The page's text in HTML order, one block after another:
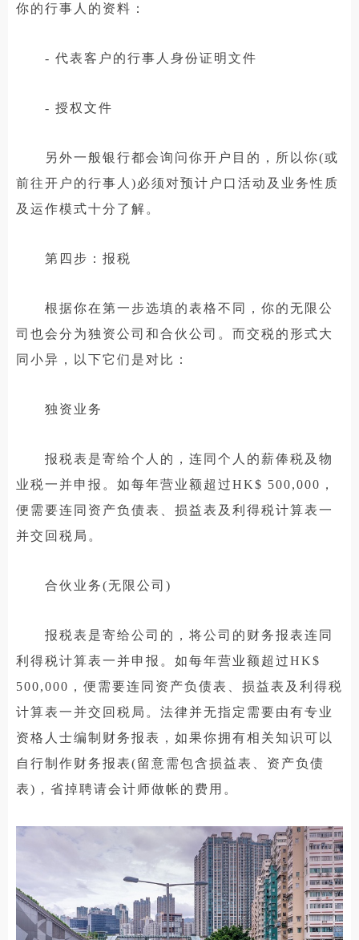
你的行事人的资料：
- 代表客户的行事人身份证明文件
- 授权文件
另外一般银行都会询问你开户目的，所以你(或
前往开户的行事人)必须对预计户口活动及业务性质
及运作模式十分了解。
第四步：报税
根据你在第一步选填的表格不同，你的无限公
司也会分为独资公司和合伙公司。而交税的形式大
同小异，以下它们是对比：
独资业务
报税表是寄给个人的，连同个人的薪俸税及物
业税一并申报。如每年营业额超过HK$ 500,000，
便需要连同资产负债表、损益表及利得税计算表一
并交回税局。
合伙业务(无限公司)
报税表是寄给公司的，将公司的财务报表连同
利得税计算表一并申报。如每年营业额超过HK$
500,000，便需要连同资产负债表、损益表及利得税
计算表一并交回税局。法律并无指定需要由有专业
资格人士编制财务报表，如果你拥有相关知识可以
自行制作财务报表(留意需包含损益表、资产负债
表)，省掉聘请会计师做帐的费用。